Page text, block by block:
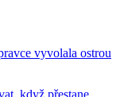
vyvolala ostrou
když přestane